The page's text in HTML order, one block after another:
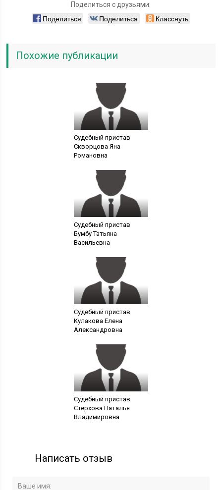
Поделиться с друзьями:
Поделиться Поделиться Класснуть
Похожие публикации
Судебный пристав
Скворцова Яна
Романовна
Судебный пристав
Бумбу Татьяна
Васильевна
Судебный пристав
Кулакова Елена
Александровна
Судебный пристав
Стерхова Наталья
Владимировна
Написать отзыв